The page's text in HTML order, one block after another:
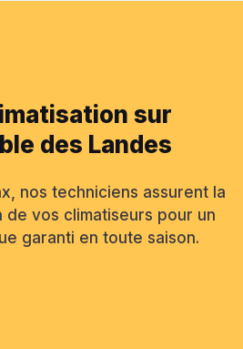
sur
des Landes
nos techniciens assurent la
de vos climatiseurs pour un
garanti en toute saison.